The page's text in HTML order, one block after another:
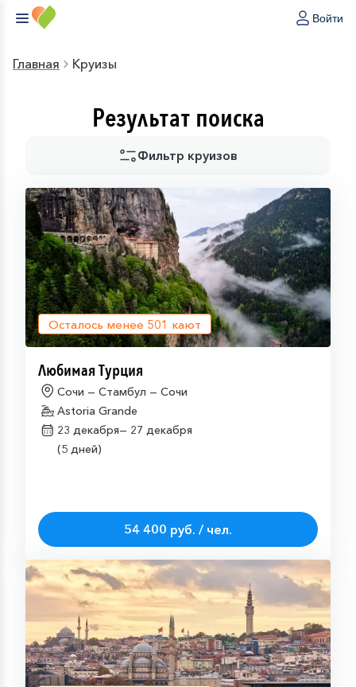
Войти
Главная Круизы
Результат поиска
Фильтр круизов
Осталось менее 501 кают
Любимая Турция
Сочи — Стамбул — Сочи
Astoria Grande
23 декабря— 27 декабря
(5 дней)
54 400 руб. / чел.